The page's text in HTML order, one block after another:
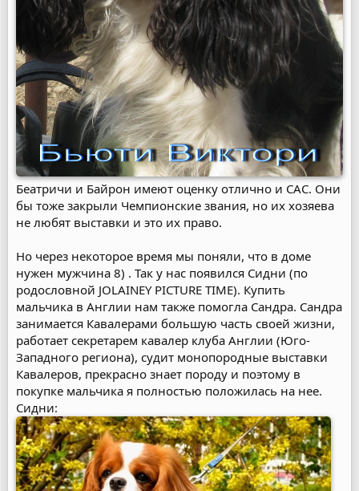
Беатричи и Байрон имеют оценку отлично и САС. Они
бы тоже закрыли Чемпионские звания, но их хозяева
не любят выставки и это их право.
Но через некоторое время мы поняли, что в доме
нужен мужчина 8) . Так у нас появился Сидни (по
родословной JOLAINEY PICTURE TIME). Купить
мальчика в Англии нам также помогла Сандра. Сандра
занимается Кавалерами большую часть своей жизни,
работает секретарем кавалер клуба Англии (Юго-
Западного региона), судит монопородные выставки
Кавалеров, прекрасно знает породу и поэтому в
покупке мальчика я полностью положилась на нее.
Сидни: